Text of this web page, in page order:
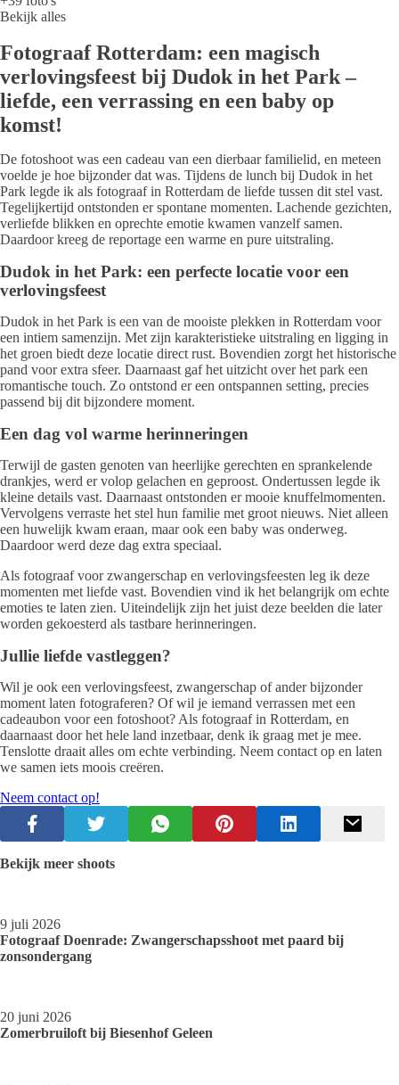
Bekijk alles
Fotograaf Rotterdam: een magisch
verlovingsfeest bij Dudok in het Park –
liefde, een verrassing en een baby op
komst!
De fotoshoot was een cadeau van een dierbaar familielid, en meteen
voelde je hoe bijzonder dat was. Tijdens de lunch bij Dudok in het
Park legde ik als fotograaf in Rotterdam de liefde tussen dit stel vast.
Tegelijkertijd ontstonden er spontane momenten. Lachende gezichten,
verliefde blikken en oprechte emotie kwamen vanzelf samen.
Daardoor kreeg de reportage een warme en pure uitstraling.
Dudok in het Park: een perfecte locatie voor een
verlovingsfeest
Dudok in het Park is een van de mooiste plekken in Rotterdam voor
een intiem samenzijn. Met zijn karakteristieke uitstraling en ligging in
het groen biedt deze locatie direct rust. Bovendien zorgt het historische
pand voor extra sfeer. Daarnaast gaf het uitzicht over het park een
romantische touch. Zo ontstond er een ontspannen setting, precies
passend bij dit bijzondere moment.
Een dag vol warme herinneringen
Terwijl de gasten genoten van heerlijke gerechten en sprankelende
drankjes, werd er volop gelachen en geproost. Ondertussen legde ik
kleine details vast. Daarnaast ontstonden er mooie knuffelmomenten.
Vervolgens verraste het stel hun familie met groot nieuws. Niet alleen
een huwelijk kwam eraan, maar ook een baby was onderweg.
Daardoor werd deze dag extra speciaal.
Als fotograaf voor zwangerschap en verlovingsfeesten leg ik deze
momenten met liefde vast. Bovendien vind ik het belangrijk om echte
emoties te laten zien. Uiteindelijk zijn het juist deze beelden die later
worden gekoesterd als tastbare herinneringen.
Jullie liefde vastleggen?
Wil je ook een verlovingsfeest, zwangerschap of ander bijzonder
moment laten fotograferen? Of wil je iemand verrassen met een
cadeaubon voor een fotoshoot? Als fotograaf in Rotterdam, en
daarnaast door het hele land inzetbaar, denk ik graag met je mee.
Tenslotte draait alles om echte verbinding. Neem contact op en laten
we samen iets moois creëren.
Neem contact op!
Bekijk meer shoots
9 juli 2026
Fotograaf Doenrade: Zwangerschapsshoot met paard bij
zonsondergang
20 juni 2026
Zomerbruiloft bij Biesenhof Geleen